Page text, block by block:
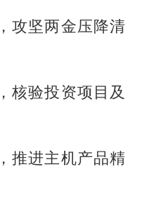
攻坚两金压降清
核验投资项目及
推进主机产品精